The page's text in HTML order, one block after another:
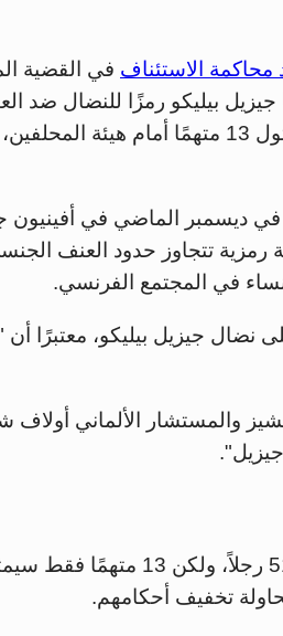
محاكمة الاستئناف في القضية
بيليكو رمزًا للنضال ضد
ستُعقد الجلسات بين 6 أكتوبر و21 نوفمبر، بمثول 13
في ديسمبر الماضي في
رمزية تتجاوز حدود العنف
في المجتمع الفرنسي.
نضال جيزيل بيليكو، معتبرًا أن
والمستشار الألماني
في المحاكمة الأولى، صدر حكم بالإدانة على
تخفيف أحكامهم.